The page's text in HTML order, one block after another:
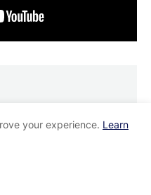
your experience. Learn